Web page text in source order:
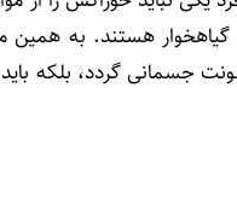
هستند. به همین
جسمانی گردد، بلکه باید